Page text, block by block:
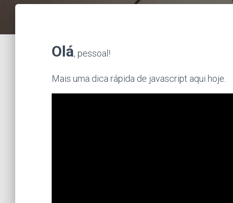
Olá, pessoal!
Mais uma dica rápida de javascript aqui hoje.